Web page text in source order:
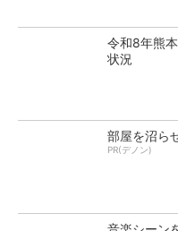
令和8年熊
状況
部屋を沼ら
PR(デノン)